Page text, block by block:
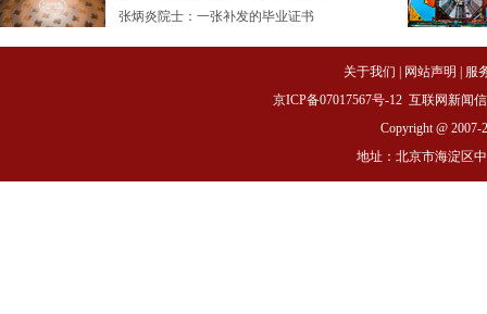
张炳炎院士：一张补发的毕业证书
关于我们 网站声明
服
京ICP备07017567号-12 互联网新闻
Copyright @ 2007-
地址：北京市海淀区